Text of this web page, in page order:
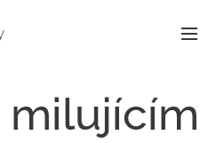
milujícím